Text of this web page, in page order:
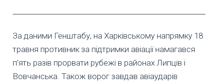
За даними Генштабу, на Харківському напрямку 18
травня противник за підтримки авіації намагався
п’ять разів прорвати рубежі в районах Липців і
Вовчанська. Також ворог завдав авіаударів